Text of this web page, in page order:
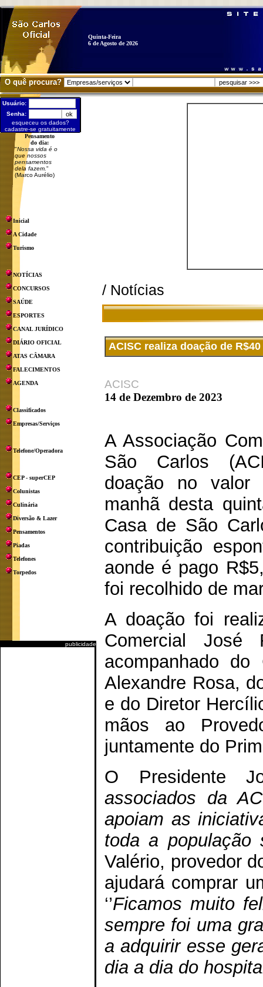
Quinta-Feira
6 de Agosto de 2026
O quê procura?
Usuário:
Senha:
esqueceu os dados?
cadastre-se gratuitamente
Pensamento
do dia:
"Nossa vida é o
que nossos
pensamentos
dela fazem. "
(Marco Aurélio)
Inicial
A Cidade
Turismo
NOTÍCIAS
CONCURSOS
SAÚDE
ESPORTES
CANAL JURÍDICO
DIÁRIO OFICIAL
ATAS CÂMARA
FALECIMENTOS
AGENDA
Classificados
Empresas/Serviços
Telefone/Operadora
CEP - superCEP
Colunistas
Culinária
Diversão & Lazer
Pensamentos
Piadas
Telefones
Torpedos
publicidade
/ Notícias
ACISC realiza doação de
ACISC
14 de Dezembro de 2023
A Associação
São Carlos
doação no valor
manhã desta
Casa de São
contribuição
aonde é pago
foi recolhido de
A doação foi
Comercial José
acompanhado do
Alexandre Rosa,
e do Diretor
mãos ao
juntamente do
O Presidente
associados da
apoiam as
toda a população
Valério, provedor
ajudará comprar
‘’Ficamos muito
sempre foi uma
a adquirir esse
dia a dia do